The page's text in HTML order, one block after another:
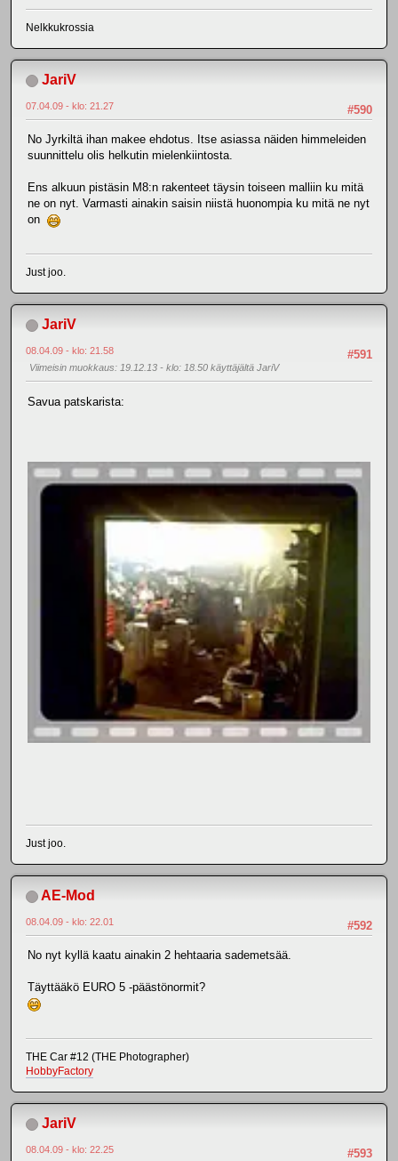
Nelkkukrossia
JariV
#590
07.04.09 - klo: 21.27
No Jyrkiltä ihan makee ehdotus. Itse asiassa näiden himmeleiden
suunnittelu olis helkutin mielenkiintosta.
Ens alkuun pistäsin M8:n rakenteet täysin toiseen malliin ku mitä
ne on nyt. Varmasti ainakin saisin niistä huonompia ku mitä ne nyt
on
Just joo.
JariV
#591
08.04.09 - klo: 21.58
Viimeisin muokkaus: 19.12.13 - klo: 18.50 käyttäjältä JariV
Savua patskarista:
Just joo.
AE-Mod
#592
08.04.09 - klo: 22.01
No nyt kyllä kaatu ainakin 2 hehtaaria sademetsää.
Täyttääkö EURO 5 -päästönormit?
THE Car #12 (THE Photographer)
HobbyFactory
JariV
#593
08.04.09 - klo: 22.25